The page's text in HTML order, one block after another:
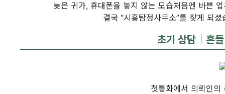
늦은 귀가, 휴대폰을 놓지 않는 모습처음엔 바쁜
결국 “시흥탐정사무소”를 찾게 되
초기 상담｜흔
첫통화에서 의뢰인의